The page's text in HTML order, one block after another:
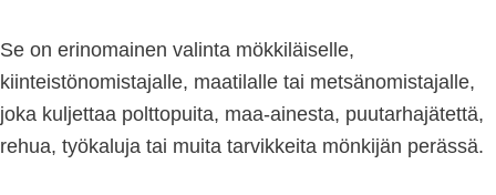
Se on erinomainen valinta mökkiläiselle,
kiinteistönomistajalle, maatilalle tai metsänomistajalle,
joka kuljettaa polttopuita, maa-ainesta, puutarhajätettä,
rehua, työkaluja tai muita tarvikkeita mönkijän perässä.